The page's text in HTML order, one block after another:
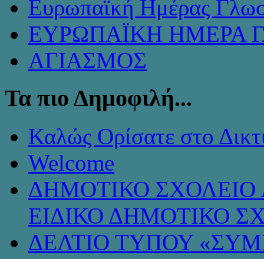
Ευρωπαϊκή Ημέρας
ΕΥΡΩΠΑΪΚΗ ΗΜΕΡΑ
ΑΓΙΑΣΜΟΣ
Τα πιο Δημοφιλή...
Καλώς Ορίσατε στο
Welcome
ΔΗΜΟΤΙΚΟ ΣΧΟΛΕΙΟ
ΕΙΔΙΚΟ ΔΗΜΟΤΙΚΟ
ΔΕΛΤΙΟ ΤΥΠΟΥ